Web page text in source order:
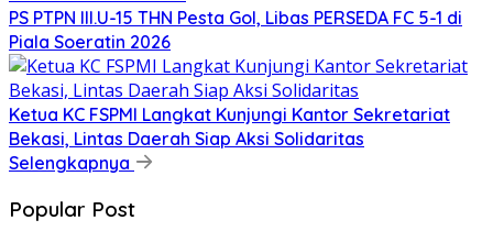
PS PTPN III.U-15 THN Pesta Gol, Libas PERSEDA FC 5-1 di
Piala Soeratin 2026
Ketua KC FSPMI Langkat Kunjungi Kantor Sekretariat
Bekasi, Lintas Daerah Siap Aksi Solidaritas
Selengkapnya
Popular Post